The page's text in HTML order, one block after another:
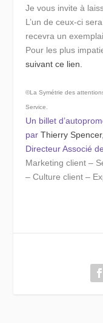
Je vous invite à
L’un de ceux-ci
recevra un
Pour les plus
suivant ce lien.
©La Symétrie des
Service.
Un billet
parThierry Spencer
Directeur Associé
Marketing client –
– Culture client –